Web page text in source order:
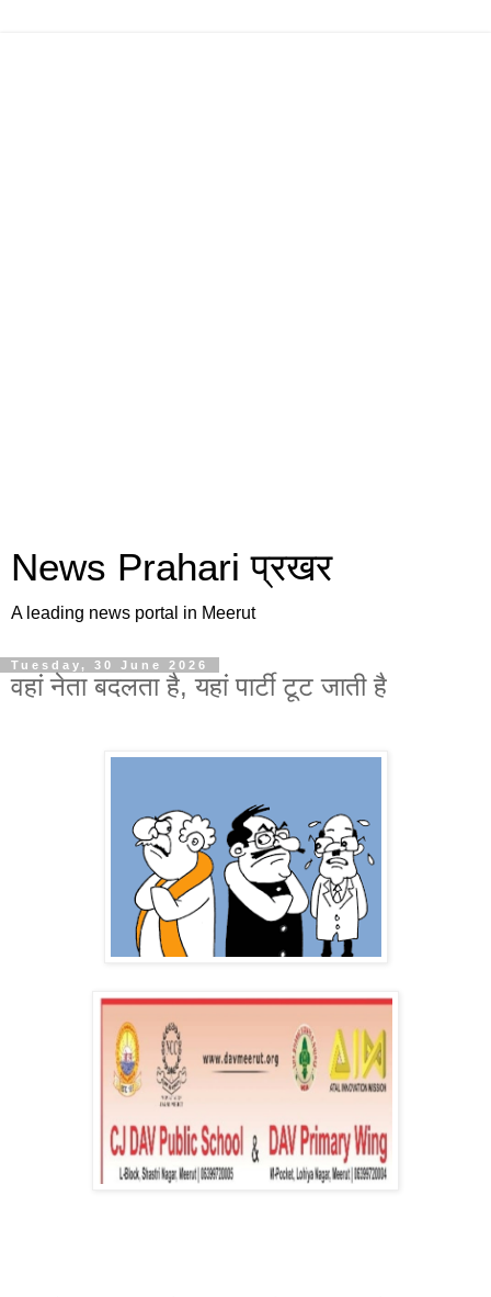
News Prahari प्रखर
A leading news portal in Meerut
Tuesday, 30 June 2026
वहां नेता बदलता है, यहां पार्टी टूट जाती है